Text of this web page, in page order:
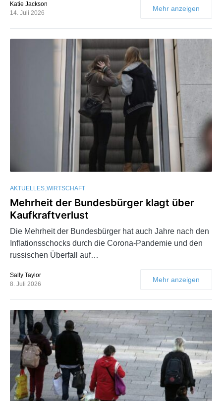
Katie Jackson
14. Juli 2026
Mehr anzeigen
AKTUELLES WIRTSCHAFT
Mehrheit der Bundesbürger klagt über
Kaufkraftverlust
Die Mehrheit der Bundesbürger hat auch Jahre nach den
Inflationsschocks durch die Corona-Pandemie und den
russischen Überfall auf…
Sally Taylor
8. Juli 2026
Mehr anzeigen